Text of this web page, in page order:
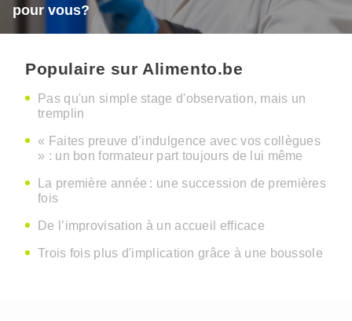
pour vous?
Populaire sur Alimento.be
Pas qu'un simple stage d'observation, mais un
tremplin
« Faites preuve d’indulgence avec vos collègues
» : un bon formateur part toujours de lui même
La première année : une succession de premières
fois
De l’improvisation à un accueil efficace
Trois fois plus d'implication grâce à une boussole